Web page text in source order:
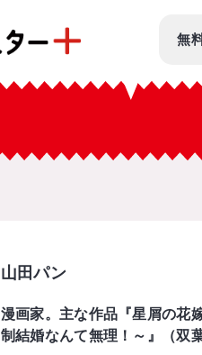
無
山田パン
漫画家。主な作品『星屑の花
制結婚なんて無理！～‎』（双葉